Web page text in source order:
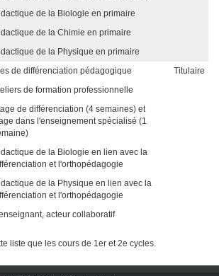
de la Biologie en primaire
de la Chimie en primaire
de la Physique en primaire
de différenciation pédagogique
Titulaire
de formation professionnelle
de différenciation (4 semaines) et
dans l'enseignement spécialisé (1
de la Biologie en lien avec la
et l'orthopédagogie
de la Physique en lien avec la
et l'orthopédagogie
acteur collaboratif
liste que les cours de 1er et 2e cycles.